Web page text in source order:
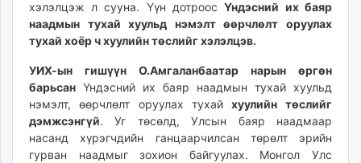
today.mn
zuv.mn
mminfo.mn
ugluu.mn
urlag.mn
unen.mn
asu.mn
shudarga.mn
хэлэлцэж л сууна. Үүн дотроос Үндэсний их баяр
наадмын тухай хуульд нэмэлт өөрчлөлт оруулах
тухай хоёр ч хуулийн төслийг хэлэлцэв.
УИХ-ын гишүүн О.Амгаланбаатар нарын өргөн
барьсан Үндэсний их баяр наадмын тухай хуульд
нэмэлт, өөрчлөлт оруулах тухай хуулийн төслийг
дэмжсэнгүй. Уг төсөлд, Улсын баяр наадмаар
насанд хүрэгчдийн ганцаарчилсан төрөлт эрийн
гурван наадмыг зохион байгуулах. Монгол Улс